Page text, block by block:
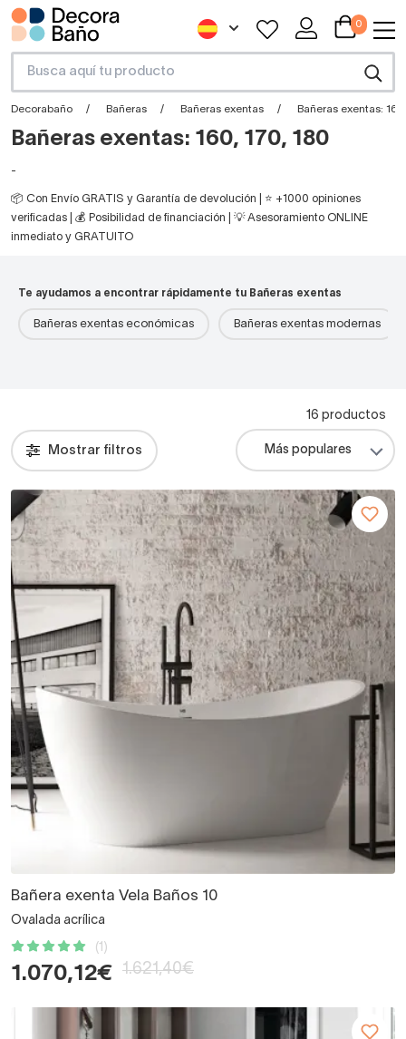
0
Decorabaño Bañeras Bañeras exentas Bañeras exentas:
Bañeras exentas: 160, 170, 180
-
📦 Con Envío GRATIS y Garantía de devolución | ⭐ +1000 opiniones
verificadas | 💰 Posibilidad de financiación | 💡 Asesoramiento ONLINE
inmediato y GRATUITO
Te ayudamos a encontrar rápidamente tu Bañeras exentas
Bañeras exentas económicas Bañeras exentas modernas
Mostrar filtros
16 productos
Bañera exenta Vela Baños 10
Ovalada acrílica
(1)
1.070,12€ 1.621,40€